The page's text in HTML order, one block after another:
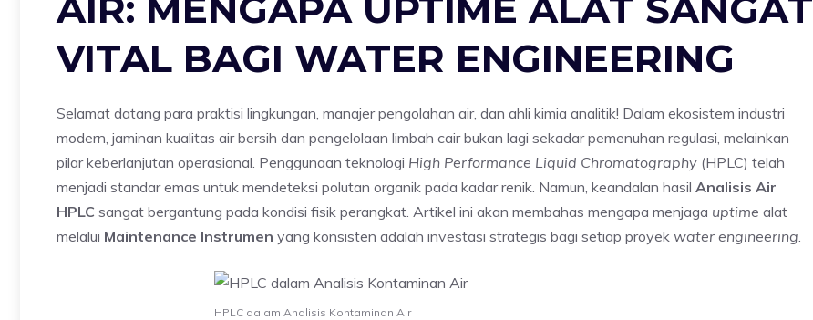
VITAL BAGI WATER ENGINEERING
Selamat datang para praktisi lingkungan, manajer pengolahan air, dan ahli kimia analitik! Dalam ekosistem industri
modern, jaminan kualitas air bersih dan pengelolaan limbah cair bukan lagi sekadar pemenuhan regulasi, melainkan
pilar keberlanjutan operasional. Penggunaan teknologi High Performance Liquid Chromatography (HPLC) telah
menjadi standar emas untuk mendeteksi polutan organik pada kadar renik. Namun, keandalan hasil Analisis Air
HPLC sangat bergantung pada kondisi fisik perangkat. Artikel ini akan membahas mengapa menjaga uptime alat
melalui Maintenance Instrumen yang konsisten adalah investasi strategis bagi setiap proyek water engineering.
HPLC dalam Analisis Kontaminan Air